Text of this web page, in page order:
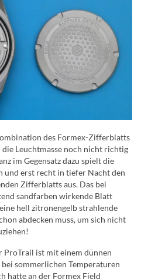
des Formex-Zifferblatts
Leuchtmasse noch nicht richtig
im Gegensatz dazu spielt die
und erst recht in tiefer Nacht den
Zifferblatts aus. Das bei
sandfarben wirkende Blatt
hell zitronengelb strahlende
abdecken muss, um sich nicht
ProTrail ist mit einem dünnen
sommerlichen Temperaturen
hatte an der Formex Field